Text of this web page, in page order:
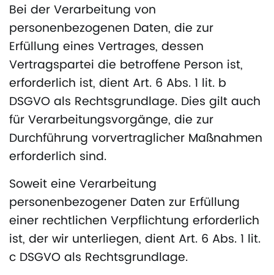
Bei der Verarbeitung von
personenbezogenen Daten, die zur
Erfüllung eines Vertrages, dessen
Vertragspartei die betroffene Person ist,
erforderlich ist, dient Art. 6 Abs. 1 lit. b
DSGVO als Rechtsgrundlage. Dies gilt auch
für Verarbeitungsvorgänge, die zur
Durchführung vorvertraglicher Maßnahmen
erforderlich sind.
Soweit eine Verarbeitung
personenbezogener Daten zur Erfüllung
einer rechtlichen Verpflichtung erforderlich
ist, der wir unterliegen, dient Art. 6 Abs. 1 lit.
c DSGVO als Rechtsgrundlage.